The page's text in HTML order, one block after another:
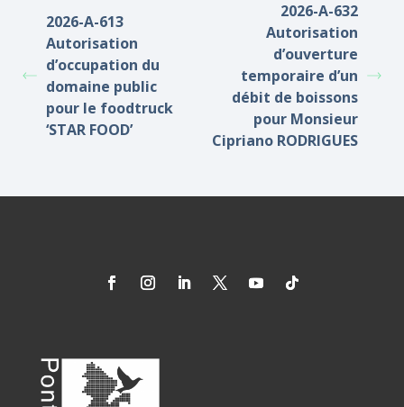
2026-A-613
Autorisation
d’occupation du
domaine public
pour le foodtruck
‘STAR FOOD’
2026-A-632
Autorisation
d’ouverture
temporaire d’un
débit de boissons
pour Monsieur
Cipriano RODRIGUES